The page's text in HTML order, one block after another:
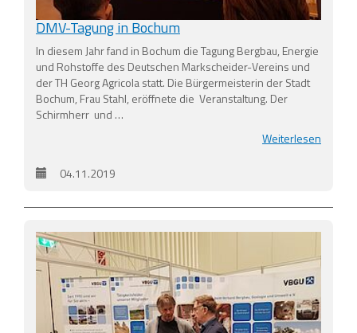
DMV-Tagung in Bochum
In diesem Jahr fand in Bochum die Tagung Bergbau, Energie
und Rohstoffe des Deutschen Markscheider-Vereins und
der TH Georg Agricola statt. Die Bürgermeisterin der Stadt
Bochum, Frau Stahl, eröffnete die Veranstaltung. Der
Schirmherr und …
Weiterlesen
04.11.2019